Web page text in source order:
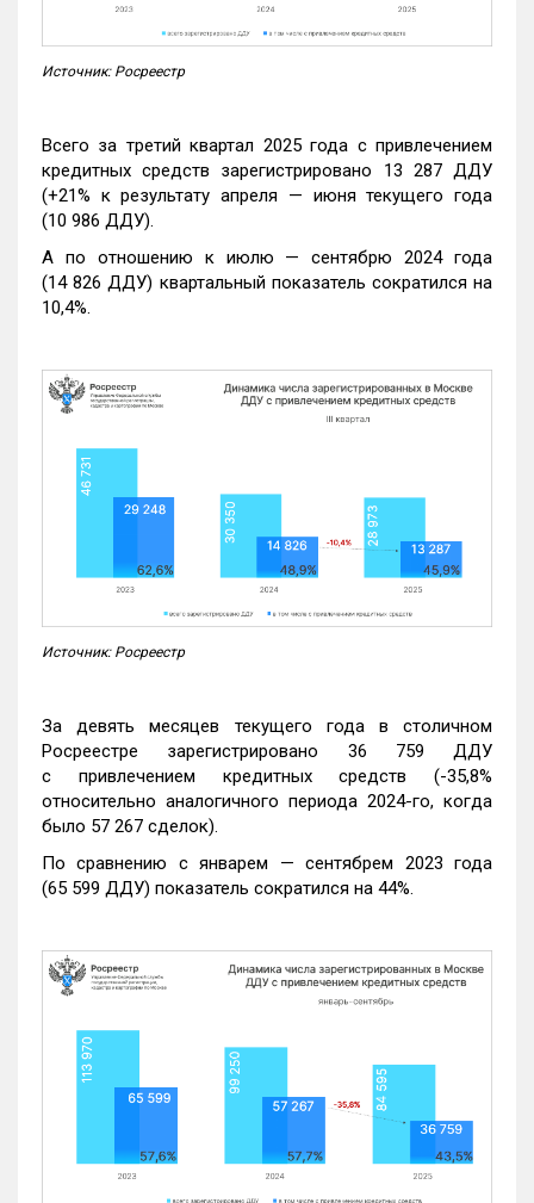
Источник: Росреестр
Всего за третий квартал 2025 года с привлечением
кредитных средств зарегистрировано 13 287 ДДУ
(+21% к результату апреля — июня текущего года
(10 986 ДДУ).
А по отношению к июлю — сентябрю 2024 года
(14 826 ДДУ) квартальный показатель сократился на
10,4%.
Источник: Росреестр
За девять месяцев текущего года в столичном
Росреестре зарегистрировано 36 759 ДДУ
с привлечением кредитных средств (-35,8%
относительно аналогичного периода 2024-го, когда
было 57 267 сделок).
По сравнению с январем — сентябрем 2023 года
(65 599 ДДУ) показатель сократился на 44%.